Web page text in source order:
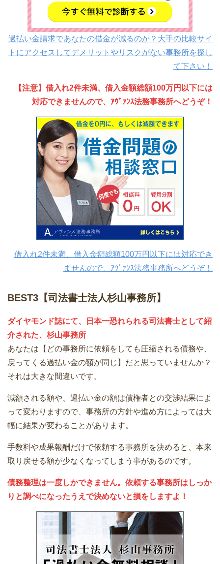
過払い金請求であなたの借金が減るのか？大手の比較サイ
トにアクセスしてデメリットやリスクがない事務所を探し
て下さい！
【注意】借入れ2件未満、借入金額総額100万円以下には
対応できませんので、ｱｳﾞｧﾝｽ法務事務所へどうぞ！
借入れ2件未満、借入金額総額100万円以下には対応でき
ませんので、ｱｳﾞｧﾝｽ法務事務所へどうぞ！
BEST3【司法書士法人杉山事務所】
ダイヤモンド誌にて、日本一恐れられる司法書士として紹
介された、杉山事務所
あなたは【どの事務所に依頼をしても圧縮される債務や、
戻ってくる過払い金の額が同じ】だと思っていませんか？
それは大きな間違いです。
減額される額や、過払い金の額は債権者との交渉結果によ
って変わりますので、事務所の方針や進め方によっては大
幅に結果が変わることがあります。
手数料や成果報酬だけで依頼する事務所を決めると、本来
取り戻せる額が少なくなってしまう事があるのです。
債務整理は一度しかできません。依頼する事務所はしっか
りと調べになったうえで決めないと損をしますよ！